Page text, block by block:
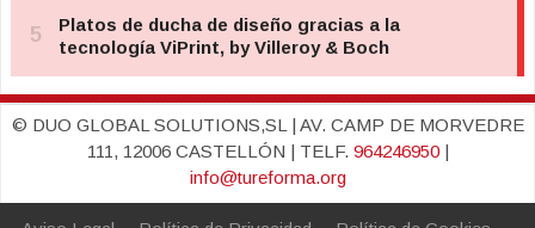
© DUO GLOBAL SOLUTIONS,SL | AV. CAMP DE MORVEDRE
111, 12006 CASTELLÓN | TELF. 964246950|
info@tureforma.org